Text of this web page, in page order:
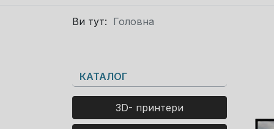
Ви тут: Головна
КАТАЛОГ
3D- принтери